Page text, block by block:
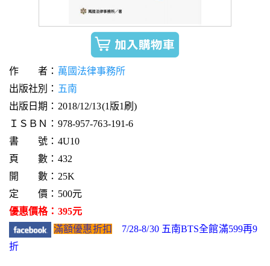
作 者： 萬國法律事務所
出版社別： 五南
出版日期：2018/12/13(1版1刷)
ＩＳＢＮ：978-957-763-191-6
書 號：4U10
頁 數：432
開 數：25K
定 價：500元
優惠價格：395元
滿額優惠折扣
7/28-8/30 五南BTS全館滿599再9
折